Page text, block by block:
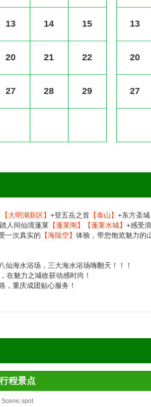
13 14 15
20 21 22
27 28 29
13
20
27
【大明湖新区】 +登五岳之首 【泰山】 +东方圣城
人间仙境蓬莱 【蓬莱阁】 【蓬莱水城】 +感受
一次真实的 【海陆空】 体验，带您饱览魅力的
海水浴场，三大海水浴场嗨翻天！！！
在魅力之城收获动感时尚！
，重庆成团贴心服务！
行程景点
Scenic spot